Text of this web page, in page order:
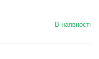
В наявності